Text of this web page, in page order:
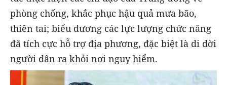
phòng chống, khắc phục hậu quả mưa bão,
thiên tai; biểu dương các lực lượng chức năng
đã tích cực hỗ trợ địa phương, đặc biệt là di dời
người dân ra khỏi nơi nguy hiểm.